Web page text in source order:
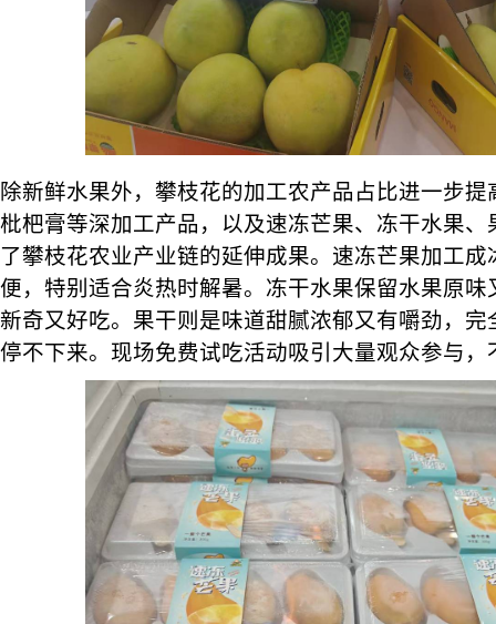
除新鲜水果外，攀枝花的加工农产品占比进一步
枇杷膏等深加工产品，以及速冻芒果、冻干水果
了攀枝花农业产业链的延伸成果。速冻芒果加工
便，特别适合炎热时解暑。冻干水果保留水果原
新奇又好吃。果干则是味道甜腻浓郁又有嚼劲，
停不下来。现场免费试吃活动吸引大量观众参与